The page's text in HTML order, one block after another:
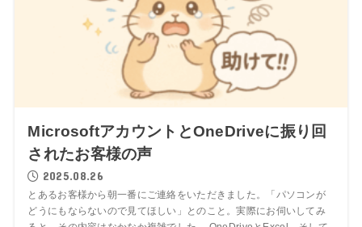
MicrosoftアカウントとOneDriveに振り回
されたお客様の声
2025.08.26
とあるお客様から朝一番にご連絡をいただきました。「パソコンが
どうにもならないので見てほしい」とのこと。実際にお伺いしてみ